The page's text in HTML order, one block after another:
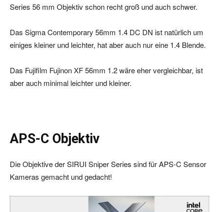
Series 56 mm Objektiv schon recht groß und auch schwer.
Das Sigma Contemporary 56mm 1.4 DC DN ist natürlich um
einiges kleiner und leichter, hat aber auch nur eine 1.4 Blende.
Das Fujifilm Fujinon XF 56mm 1.2 wäre eher vergleichbar, ist
aber auch minimal leichter und kleiner.
APS-C Objektiv
Die Objektive der SIRUI Sniper Series sind für APS-C Sensor
Kameras gemacht und gedacht!